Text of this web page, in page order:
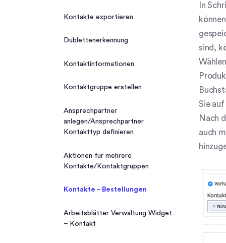
Kontakte exportieren
Dublettenerkennung
Kontaktinformationen
Kontaktgruppe erstellen
Ansprechpartner
anlegen/Ansprechpartner
Kontakttyp definieren
Aktionen für mehrere
Kontakte/Kontaktgruppen
Kontakte – Bestellungen
Arbeitsblätter Verwaltung Widget
– Kontakt
In
sind,
Sie auf
Nach
auch